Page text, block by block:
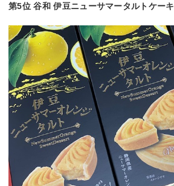
第5位 谷和 伊豆ニューサマータルトケーキ